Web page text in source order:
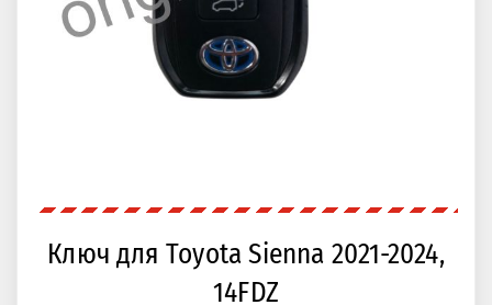
Ключ для Toyota Sienna 2021-2024,
14FDZ